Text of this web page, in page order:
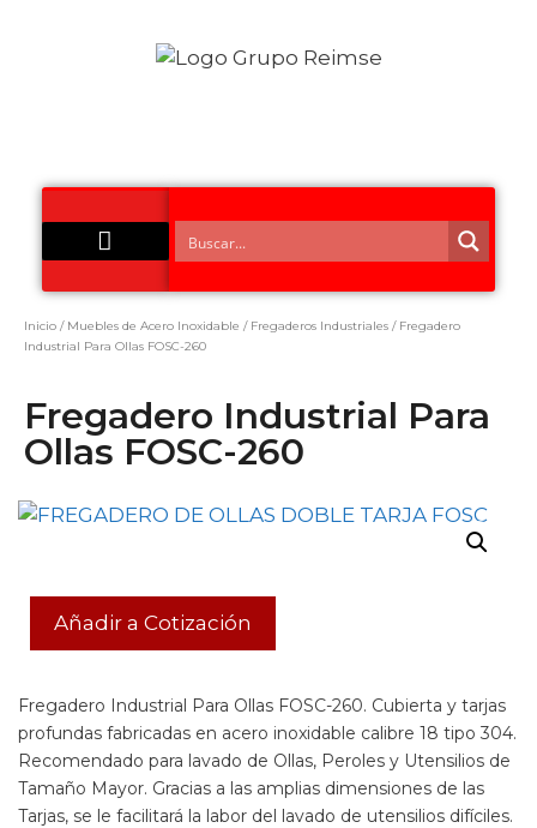
Inicio / Muebles de Acero Inoxidable / Fregaderos Industriales / Fregadero
Industrial Para Ollas FOSC-260
Fregadero Industrial Para
Ollas FOSC-260
Añadir a Cotización
Fregadero Industrial Para Ollas FOSC-260. Cubierta y tarjas
profundas fabricadas en acero inoxidable calibre 18 tipo 304.
Recomendado para lavado de Ollas, Peroles y Utensilios de
Tamaño Mayor. Gracias a las amplias dimensiones de las
Tarjas, se le facilitará la labor del lavado de utensilios difíciles.